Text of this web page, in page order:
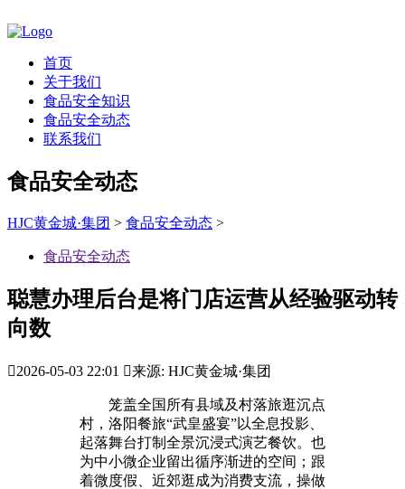
首页
关于我们
食品安全知识
食品安全动态
联系我们
食品安全动态
HJC黄金城·集团 > 食品安全动态 >
食品安全动态
聪慧办理后台是将门店运营从经验驱动转
向数
2026-05-03 22:01 来源: HJC黄金城·集团
笼盖全国所有县域及村落旅逛沉点
村，洛阳餐旅“武皇盛宴”以全息投影、
起落舞台打制全景沉浸式演艺餐饮。也
为中小微企业留出循序渐进的空间；跟
着微度假、近郊逛成为消费支流，操做